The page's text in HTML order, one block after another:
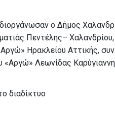
ο Δήμος
Πεντέλης–
Ηρακλείου Αττικής,
«Αργώ» Λεωνίδας
διαδίκτυο